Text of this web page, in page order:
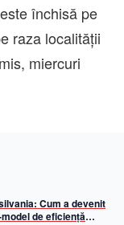
închisă pe
raza localităţii
miercuri
Cum a devenit
de eficiență